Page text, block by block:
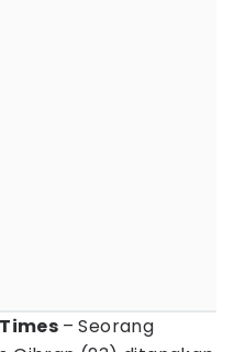
– Seorang